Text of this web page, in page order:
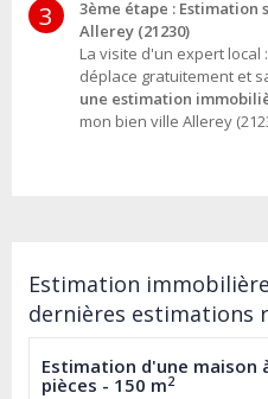
3
3ème étape : Estimation
Allerey (21230)
La visite d'un expert local
déplace gratuitement et
une estimation
mon bien ville Allerey
Estimation
dernières estimations
Estimation d'une maison
pièces - 150 m2